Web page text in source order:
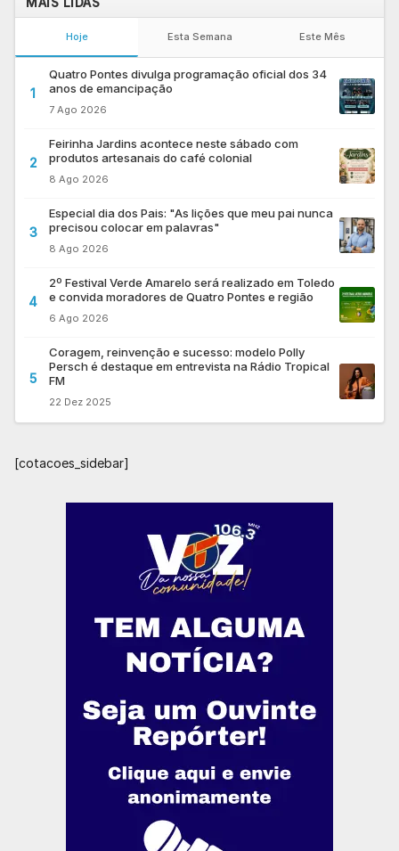
Hoje Esta Semana Este Mês
1
Quatro Pontes divulga programação oficial dos 34
anos de emancipação
7 Ago 2026
2
Feirinha Jardins acontece neste sábado com
produtos artesanais do café colonial
8 Ago 2026
3
Especial dia dos Pais: "As lições que meu pai nunca
precisou colocar em palavras"
8 Ago 2026
4
2º Festival Verde Amarelo será realizado em Toledo
e convida moradores de Quatro Pontes e região
6 Ago 2026
5
Coragem, reinvenção e sucesso: modelo Polly
Persch é destaque em entrevista na Rádio Tropical
FM
22 Dez 2025
[cotacoes_sidebar]